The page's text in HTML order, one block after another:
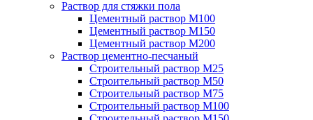
Раствор для стяжки пола
Цементный раствор М100
Цементный раствор М150
Цементный раствор М200
Раствор цементно-песчаный
Строительный раствор М25
Строительный раствор М50
Строительный раствор М75
Строительный раствор М100